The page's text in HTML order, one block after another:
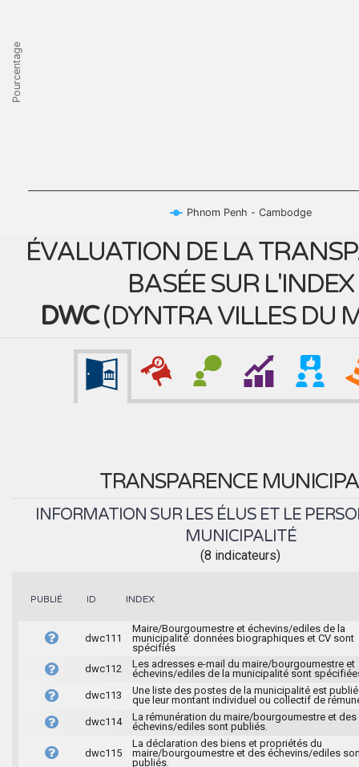
Pourcentage
Phnom Penh - Cambodge
ÉVALUATION DE LA
BASÉE SUR L'INDEX
DWC(DYNTRA VILLES DU
TRANSPARENCE
INFORMATION SUR LES ÉLUS ET LE
MUNICIPALITÉ
(8 indicateurs)
PUBLIÉ ID INDEX
dwc111
Maire/Bourgoumestre et échevins/ediles de la
municipalité: données biographiques et CV sont
spécifiés
dwc112
Les adresses e-mail du maire/bourgoumestre et
échevins/ediles de la municipalité sont
dwc113
Une liste des postes de la municipalité est
que leur montant individuel ou collectif de
dwc114
La rémunération du maire/bourgoumestre et des
échevins/ediles sont publiés.
dwc115
La déclaration des biens et propriétés du
maire/bourgoumestre et des échevins/ediles
publiés.